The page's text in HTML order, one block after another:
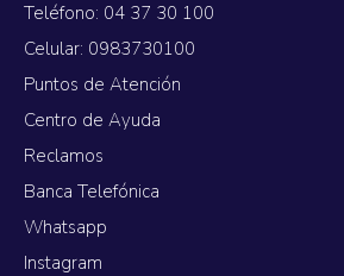
Teléfono: 04 37 30 100
Celular: 0983730100
Puntos de Atención
Centro de Ayuda
Reclamos
Banca Telefónica
Whatsapp
Instagram